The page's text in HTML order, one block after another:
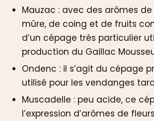
Mauzac : avec des arômes
mûre, de coing et de fruits
d’un cépage très particulier
production du Gaillac
Ondenc : il s’agit du cépage
utilisé pour les vendanges
Muscadelle : peu acide, ce
l’expression d’arômes de